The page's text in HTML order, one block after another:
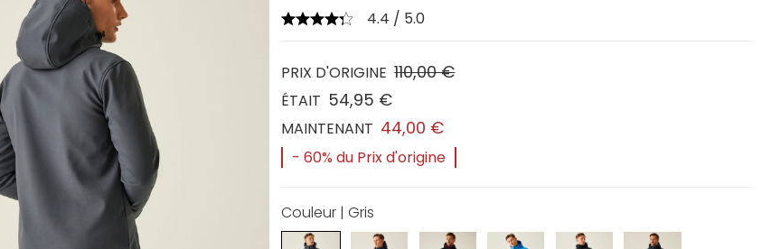
4.4 / 5.0
PRIX D'ORIGINE 110,00 €
ÉTAIT 54,95 €
MAINTENANT 44,00 €
- 60% du Prix d'origine
Couleur | Gris